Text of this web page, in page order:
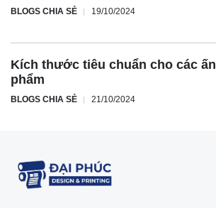
BLOGS CHIA SẺ 19/10/2024
Kích thước tiêu chuẩn cho các ấn
phẩm
BLOGS CHIA SẺ 21/10/2024